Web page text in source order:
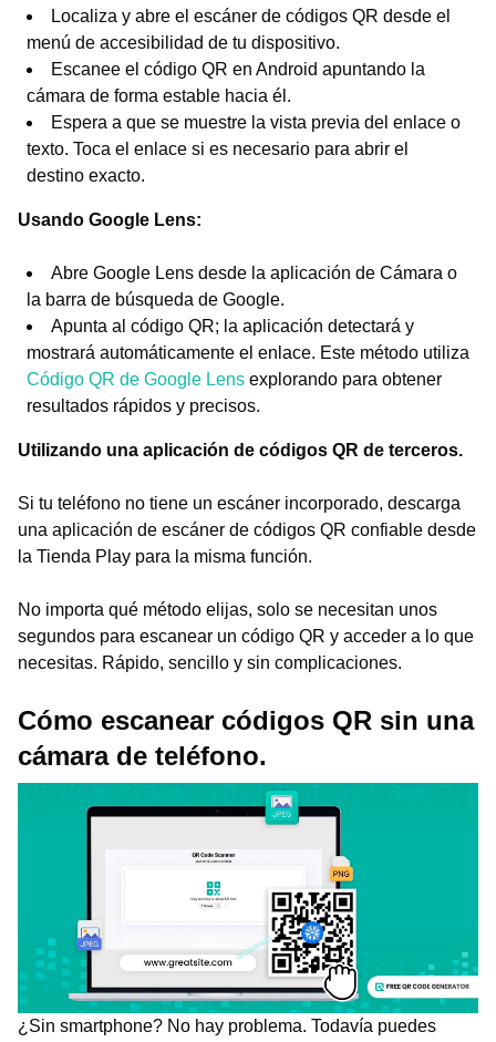
Localiza y abre el escáner de códigos QR desde el
menú de accesibilidad de tu dispositivo.
Escanee el código QR en Android apuntando la
cámara de forma estable hacia él.
Espera a que se muestre la vista previa del enlace o
texto. Toca el enlace si es necesario para abrir el
destino exacto.
Usando Google Lens:
Abre Google Lens desde la aplicación de Cámara o
la barra de búsqueda de Google.
Apunta al código QR; la aplicación detectará y
mostrará automáticamente el enlace. Este método utiliza
Código QR de Google Lens explorando para obtener
resultados rápidos y precisos.
Utilizando una aplicación de códigos QR de terceros.
Si tu teléfono no tiene un escáner incorporado, descarga
una aplicación de escáner de códigos QR confiable desde
la Tienda Play para la misma función.
No importa qué método elijas, solo se necesitan unos
segundos para escanear un código QR y acceder a lo que
necesitas. Rápido, sencillo y sin complicaciones.
Cómo escanear códigos QR sin una
cámara de teléfono.
¿Sin smartphone? No hay problema. Todavía puedes